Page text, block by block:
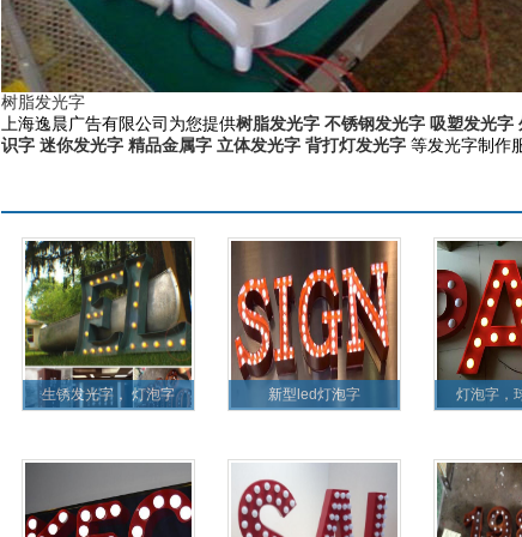
树脂发光字
上海逸晨广告有限公司为您提供树脂发光字 不锈钢发光字 吸塑发光字
识字 迷你发光字 精品金属字 立体发光字 背打灯发光字 等发光字制作
生锈发光字， 灯泡字 新型led灯泡字 灯泡字，